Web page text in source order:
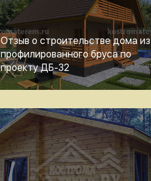
Отзыв о строительстве дома из
профилированного бруса по
проекту ДБ-32